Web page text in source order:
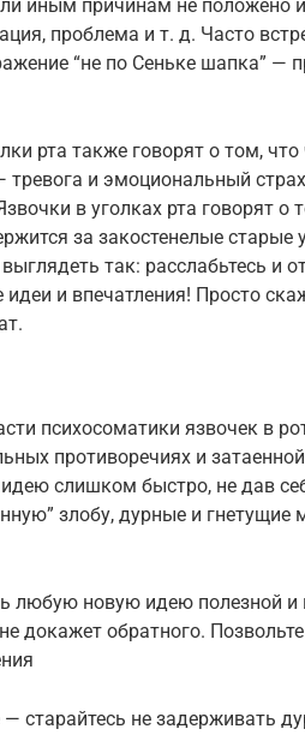
иным причинам не положено
проблема и т. д. Часто
“не по Сеньке шапка” —
рта также говорят о том,
тревога и эмоциональный
в уголках рта говорят о
за закостенелые
так: расслабьтесь и
идеи и впечатления! Просто
психосоматики язвочек в
противоречиях и
слишком быстро, не дав
злобу, дурные и гнетущие
любую новую идею полезной и
докажет обратного.
старайтесь не задерживать